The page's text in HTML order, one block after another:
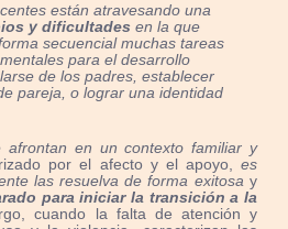
están atravesando una
y dificultades en la que
secuencial muchas tareas
para el desarrollo
de los padres, establecer
pareja, o lograr una identidad
afrontan en un contexto familiar y
por el afecto y el apoyo, es
las resuelva de forma exitosa y
para iniciar la transición a la
cuando la falta de atención y